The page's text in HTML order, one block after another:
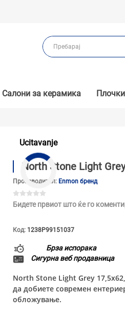
Салони за керамика Плочки
Ucitavanje
North Stone Light
Производител: Enmon бренд
Бидете првиот што ќе го
Код: 1238P99151037
Брза испорака
Сигурна веб продавница
North Stone Light Grey
да добиете современ
обложување.